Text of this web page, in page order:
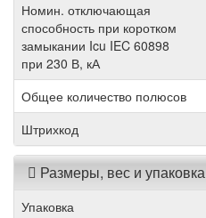
Номин. отключающая
способность при коротком
замыкании Icu IEC 60898
при 230 В, кА
Общее количество полюсов
Штрихкод
Размеры, вес и упаковка
Упаковка